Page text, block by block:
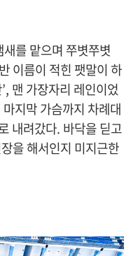
를 맡으며 쭈볏쭈볏
이름이 적힌 팻말이 하
맨 가장자리 레인이었
지막 가슴까지 차례대
내려갔다. 바닥을 딛고
을 해서인지 미지근한